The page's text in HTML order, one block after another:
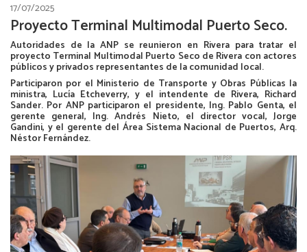
17/07/2025
Proyecto Terminal Multimodal Puerto Seco.
Autoridades de la ANP se reunieron en Rivera para tratar el
proyecto Terminal Multimodal Puerto Seco de Rivera con actores
públicos y privados representantes de la comunidad local.
Participaron por el Ministerio de Transporte y Obras Públicas la
ministra, Lucía Etcheverry, y el intendente de Rivera, Richard
Sander. Por ANP participaron el presidente, Ing. Pablo Genta, el
gerente general, Ing. Andrés Nieto, el director vocal, Jorge
Gandini, y el gerente del Área Sistema Nacional de Puertos, Arq.
Néstor Fernández.